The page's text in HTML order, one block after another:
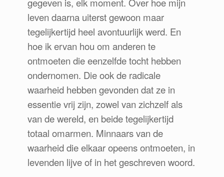
leven daarna uiterst gewoon maar
tegelijkertijd heel avontuurlijk werd. En
hoe ik ervan hou om anderen te
ontmoeten die eenzelfde tocht hebben
ondernomen. Die ook de radicale
waarheid hebben gevonden dat ze in
essentie vrij zijn, zowel van zichzelf als
van de wereld, en beide tegelijkertijd
totaal omarmen. Minnaars van de
waarheid die elkaar opeens ontmoeten, in
levenden lijve of in het geschreven woord.